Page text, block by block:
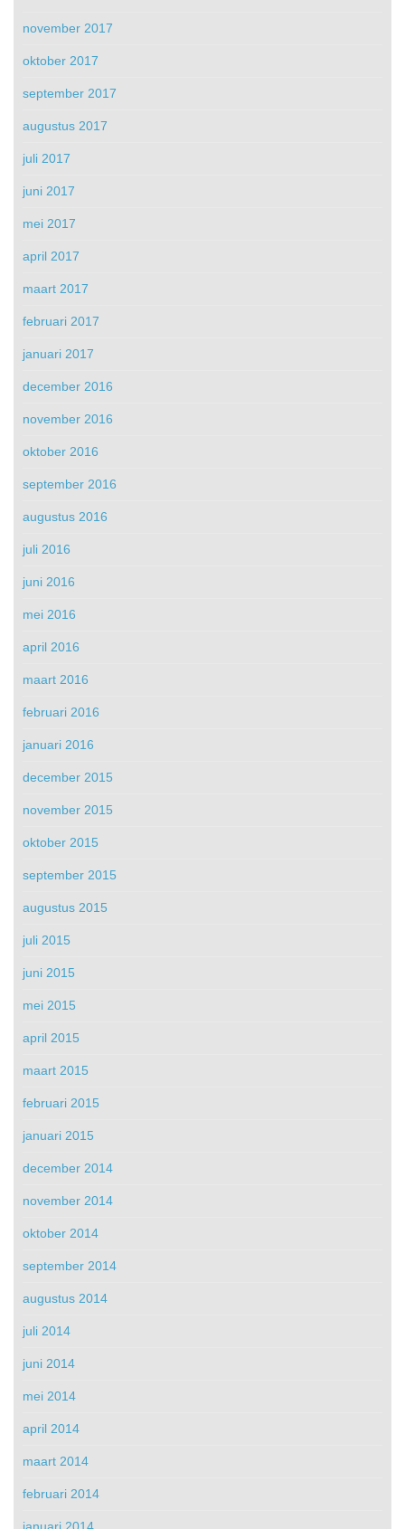
november 2017
oktober 2017
september 2017
augustus 2017
juli 2017
juni 2017
mei 2017
april 2017
maart 2017
februari 2017
januari 2017
december 2016
november 2016
oktober 2016
september 2016
augustus 2016
juli 2016
juni 2016
mei 2016
april 2016
maart 2016
februari 2016
januari 2016
december 2015
november 2015
oktober 2015
september 2015
augustus 2015
juli 2015
juni 2015
mei 2015
april 2015
maart 2015
februari 2015
januari 2015
december 2014
november 2014
oktober 2014
september 2014
augustus 2014
juli 2014
juni 2014
mei 2014
april 2014
maart 2014
februari 2014